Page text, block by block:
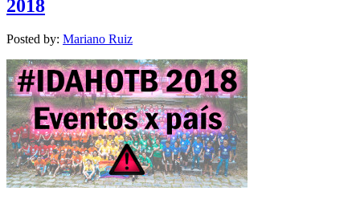
2018
Posted by: Mariano Ruiz